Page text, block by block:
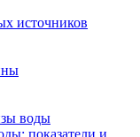
источников
воды
показатели и